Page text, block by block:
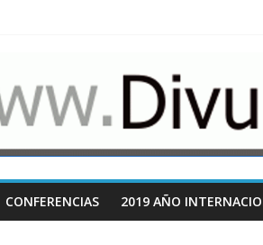
CONFERENCIAS 2019 AÑO